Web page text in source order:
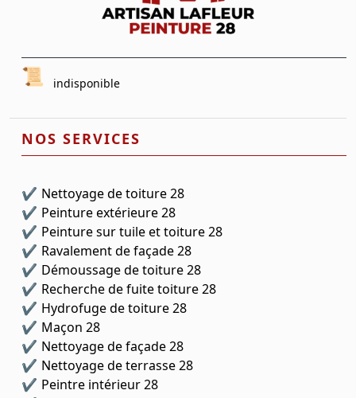
indisponible
NOS SERVICES
Nettoyage de toiture 28
Peinture extérieure 28
Peinture sur tuile et toiture 28
Ravalement de façade 28
Démoussage de toiture 28
Recherche de fuite toiture 28
Hydrofuge de toiture 28
Maçon 28
Nettoyage de façade 28
Nettoyage de terrasse 28
Peintre intérieur 28